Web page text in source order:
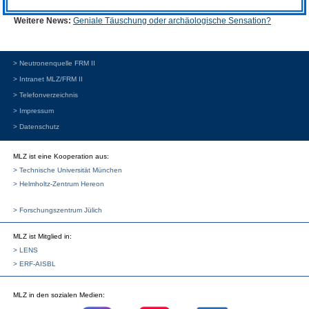
Weitere News: Geniale Täuschung oder archäologische Sensation?
> Neutronenquelle FRM II
> Intranet MLZ/FRM II
> Telefonverzeichnis
> Impressum
> Datenschutz
MLZ ist eine Kooperation aus:
> Technische Universität München
> Helmholtz-Zentrum Hereon
> Forschungszentrum Jülich
MLZ ist Mitglied in:
> LENS
> ERF-AISBL
MLZ in den sozialen Medien: